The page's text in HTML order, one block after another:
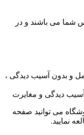
شما می باشند و در
و بدون آسیب دیدگی ،
دیدگی و مغایرت
می توانید صفحه
نمایید.